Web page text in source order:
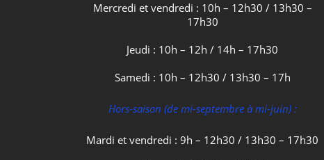
Mercredi et vendredi : 10h – 12h30 / 13h30 –
17h30
Jeudi : 10h – 12h / 14h – 17h30
Samedi : 10h – 12h30 / 13h30 – 17h
Hors-saison (de mi-septembre à mi-juin) :
Mardi et vendredi : 9h – 12h30 / 13h30 – 17h30